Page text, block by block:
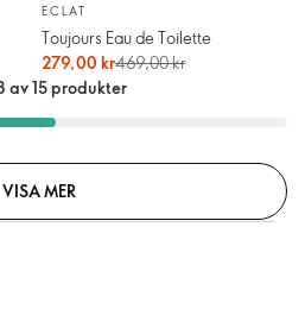
ECLAT
Toujours Eau de Toilette
279,00 kr469,00 kr
av 15 produkter
VISA MER